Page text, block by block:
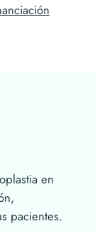
en
pacientes.